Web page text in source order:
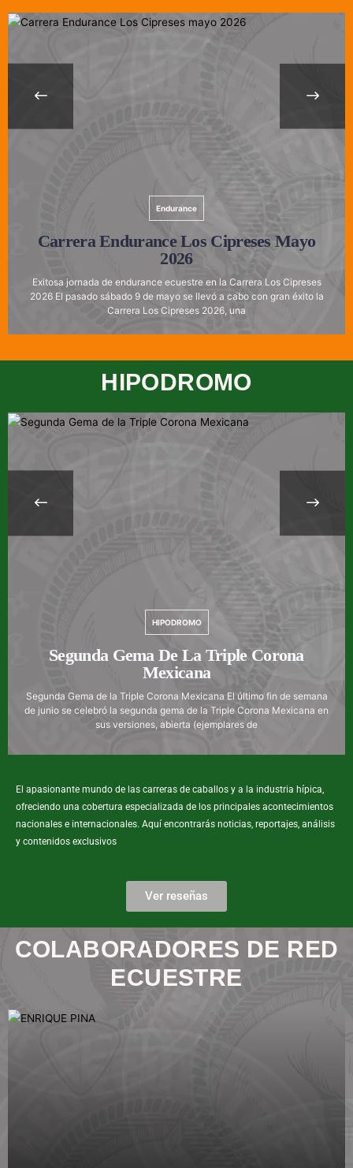
Endurance
Carrera Endurance Los Cipreses Mayo
2026
Exitosa jornada de endurance ecuestre en la Carrera Los Cipreses
2026 El pasado sábado 9 de mayo se llevó a cabo con gran éxito la
Carrera Los Cipreses 2026, una
HIPODROMO
HIPODROMO
Segunda Gema De La Triple Corona
Mexicana
Segunda Gema de la Triple Corona Mexicana El último fin de semana
de junio se celebró la segunda gema de la Triple Corona Mexicana en
sus versiones, abierta (ejemplares de
El apasionante mundo de las carreras de caballos y a la industria hípica,
ofreciendo una cobertura especializada de los principales acontecimientos
nacionales e internacionales. Aquí encontrarás noticias, reportajes, análisis
y contenidos exclusivos
Ver reseñas
COLABORADORES DE RED
ECUESTRE